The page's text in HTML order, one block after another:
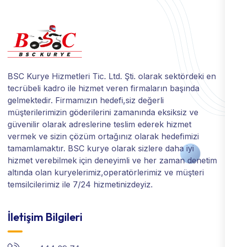
BSC Kurye Hizmetleri Tic. Ltd. Şti. olarak sektördeki en
tecrübeli kadro ile hizmet veren firmaların başında
gelmektedir. Firmamızın hedefi,siz değerli
müşterilerimizin göderilerini zamanında eksiksiz ve
güvenilir olarak adreslerine teslim ederek hizmet
vermek ve sizin çözüm ortağınız olarak hedefimizi
tamamlamaktır. BSC kurye olarak sizlere daha iyi
hizmet verebilmek için deneyimli ve her zaman denetim
altında olan kuryelerimiz,operatörlerimiz ve müşteri
temsilcilerimiz ile 7/24 hizmetinizdeyiz.
İletişim Bilgileri